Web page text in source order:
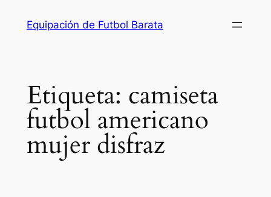
Equipación de Futbol Barata
Etiqueta: camiseta
futbol americano
mujer disfraz